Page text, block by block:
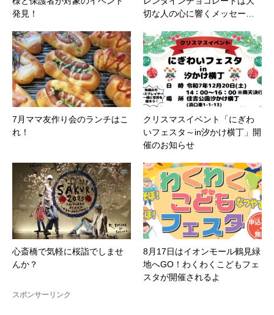
発見！
切な人の心に響くメッセー…
7月ママ友作り会のランチはこ
れ！
クリスマスイベント「にぎわ
いフェスタ～in汐かけ横丁」開
催のお知らせ
心斎橋で気軽に桜詣でしませ
んか？
8月17日はイオンモール鶴見緑
地へGO！わくわくこどもフェ
スタが開催されるよ
スポンサーリンク